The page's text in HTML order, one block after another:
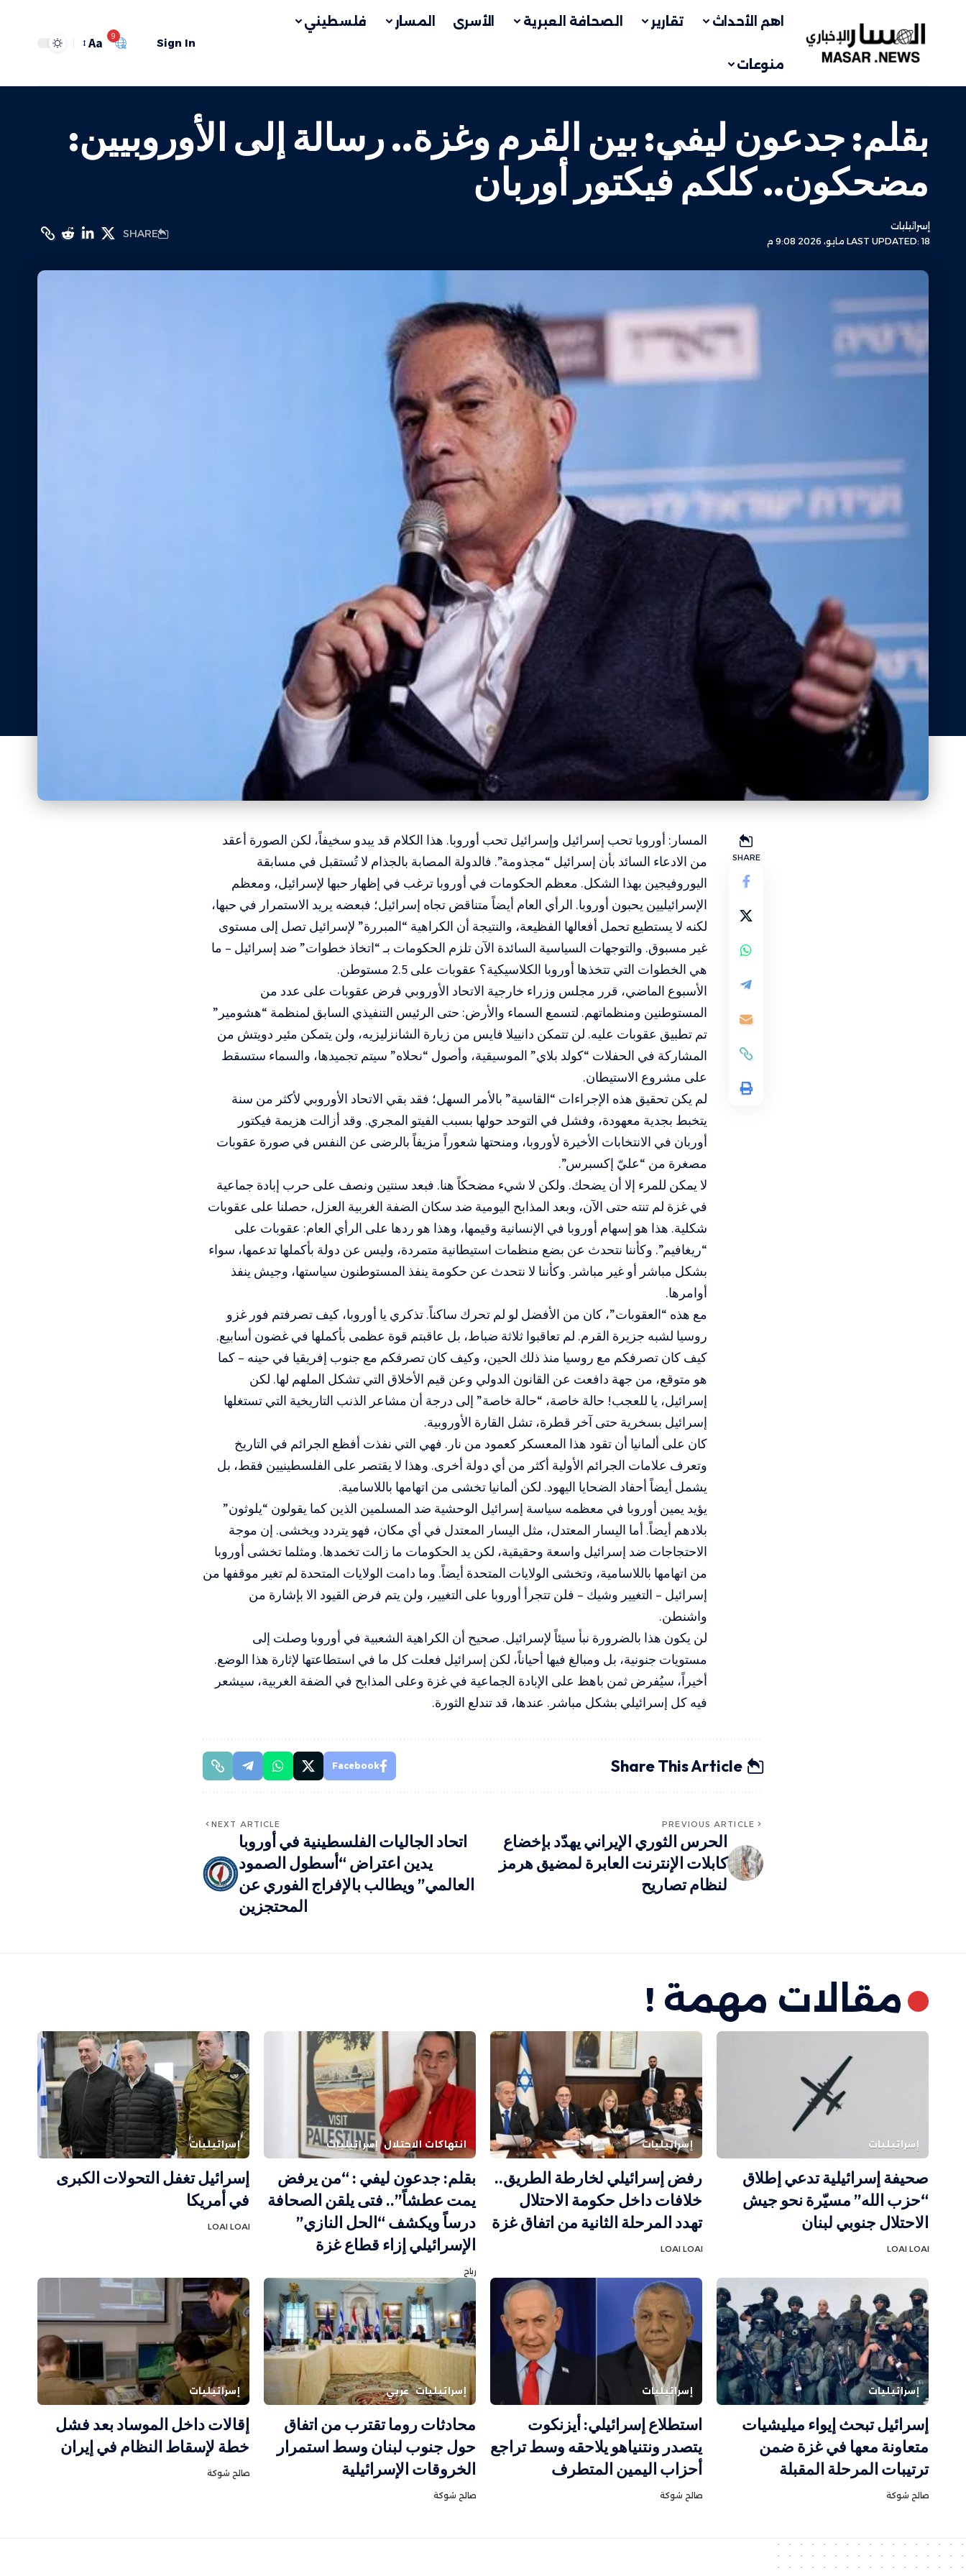
اهم الأحداث تقارير الصحافة العبرية الأسرى المسار فلسطيني
منوعات
Sign In
9
Aa
بقلم: جدعون ليفي: بين القرم وغزة.. رسالة إلى الأوروبيين:
مضحكون.. كلكم فيكتور أوربان
LAST UPDATED: 18 مايو، 2026 9:08 م
إسرائيليات
SHARE
SHARE
المسار: أوروبا تحب إسرائيل وإسرائيل تحب أوروبا. هذا الكلام قد يبدو سخيفاً، لكن الصورة أعقد
من الادعاء السائد بأن إسرائيل “مجذومة”. فالدولة المصابة بالجذام لا تُستقبل في مسابقة
اليوروفيجين بهذا الشكل. معظم الحكومات في أوروبا ترغب في إظهار حبها لإسرائيل، ومعظم
الإسرائيليين يحبون أوروبا. الرأي العام أيضاً متناقض تجاه إسرائيل؛ فبعضه يريد الاستمرار في حبها،
لكنه لا يستطيع تحمل أفعالها الفظيعة، والنتيجة أن الكراهية “المبررة” لإسرائيل تصل إلى مستوى
غير مسبوق. والتوجهات السياسية السائدة الآن تلزم الحكومات بـ “اتخاذ خطوات” ضد إسرائيل – ما
هي الخطوات التي تتخذها أوروبا الكلاسيكية؟ عقوبات على 2.5 مستوطن.
الأسبوع الماضي، قرر مجلس وزراء خارجية الاتحاد الأوروبي فرض عقوبات على عدد من
المستوطنين ومنظماتهم. لتسمع السماء والأرض: حتى الرئيس التنفيذي السابق لمنظمة “هشومير”
تم تطبيق عقوبات عليه. لن تتمكن دانييلا فايس من زيارة الشانزليزيه، ولن يتمكن مئير دويتش من
المشاركة في الحفلات “كولد بلاي” الموسيقية، وأصول “نحلاه” سيتم تجميدها، والسماء ستسقط
على مشروع الاستيطان.
لم يكن تحقيق هذه الإجراءات “القاسية” بالأمر السهل؛ فقد بقي الاتحاد الأوروبي لأكثر من سنة
يتخبط بجدية معهودة، وفشل في التوحد حولها بسبب الفيتو المجري. وقد أزالت هزيمة فيكتور
أوربان في الانتخابات الأخيرة لأوروبا، ومنحتها شعوراً مزيفاً بالرضى عن النفس في صورة عقوبات
مصغرة من “عليّ إكسبرس”.
لا يمكن للمرء إلا أن يضحك. ولكن لا شيء مضحكاً هنا. فبعد سنتين ونصف على حرب إبادة جماعية
في غزة لم تنته حتى الآن، وبعد المذابح اليومية ضد سكان الضفة الغربية العزل، حصلنا على عقوبات
شكلية. هذا هو إسهام أوروبا في الإنسانية وقيمها، وهذا هو ردها على الرأي العام: عقوبات على
“ريغافيم”. وكأننا نتحدث عن بضع منظمات استيطانية متمردة، وليس عن دولة بأكملها تدعمها، سواء
بشكل مباشر أو غير مباشر. وكأننا لا نتحدث عن حكومة ينفذ المستوطنون سياستها، وجيش ينفذ
أوامرها.
مع هذه “العقوبات”، كان من الأفضل لو لم تحرك ساكناً. تذكري يا أوروبا، كيف تصرفتم فور غزو
روسيا لشبه جزيرة القرم. لم تعاقبوا ثلاثة ضباط، بل عاقبتم قوة عظمى بأكملها في غضون أسابيع.
كيف كان تصرفكم مع روسيا منذ ذلك الحين، وكيف كان تصرفكم مع جنوب إفريقيا في حينه – كما
هو متوقع، من جهة دافعت عن القانون الدولي وعن قيم الأخلاق التي تشكل الملهم لها. لكن
إسرائيل، يا للعجب! حالة خاصة، “حالة خاصة” إلى درجة أن مشاعر الذنب التاريخية التي تستغلها
إسرائيل بسخرية حتى آخر قطرة، تشل القارة الأوروبية.
كان على ألمانيا أن تقود هذا المعسكر كعمود من نار. فهي التي نفذت أفظع الجرائم في التاريخ
وتعرف علامات الجرائم الأولية أكثر من أي دولة أخرى. وهذا لا يقتصر على الفلسطينيين فقط، بل
يشمل أيضاً أحفاد الضحايا اليهود. لكن ألمانيا تخشى من اتهامها باللاسامية.
يؤيد يمين أوروبا في معظمه سياسة إسرائيل الوحشية ضد المسلمين الذين كما يقولون “يلوثون”
بلادهم أيضاً. أما اليسار المعتدل، مثل اليسار المعتدل في أي مكان، فهو يتردد ويخشى. إن موجة
الاحتجاجات ضد إسرائيل واسعة وحقيقية، لكن يد الحكومات ما زالت تخمدها. ومثلما تخشى أوروبا
من اتهامها باللاسامية، وتخشى الولايات المتحدة أيضاً. وما دامت الولايات المتحدة لم تغير موقفها من
إسرائيل – التغيير وشيك – فلن تتجرأ أوروبا على التغيير، ولن يتم فرض القيود الا بإشارة من
واشنطن.
لن يكون هذا بالضرورة نبأ سيئاً لإسرائيل. صحيح أن الكراهية الشعبية في أوروبا وصلت إلى
مستويات جنونية، بل ومبالغ فيها أحياناً، لكن إسرائيل فعلت كل ما في استطاعتها لإثارة هذا الوضع.
أخيراً، سيُفرض ثمن باهظ على الإبادة الجماعية في غزة وعلى المذابح في الضفة الغربية، سيشعر
فيه كل إسرائيلي بشكل مباشر. عندها، قد تندلع الثورة.
Share This Article
Facebook
PREVIOUS ARTICLE
الحرس الثوري الإيراني يهدّد بإخضاع
كابلات الإنترنت العابرة لمضيق هرمز
لنظام تصاريح
NEXT ARTICLE
اتحاد الجاليات الفلسطينية في أوروبا
يدين اعتراض “أسطول الصمود
العالمي” ويطالب بالإفراج الفوري عن
المحتجزين
مقالات مهمة !
إسرائيليات
صحيفة إسرائيلية تدعي إطلاق
“حزب الله” مسيّرة نحو جيش
الاحتلال جنوبي لبنان
LOAI LOAI
إسرائيليات
رفض إسرائيلي لخارطة الطريق..
خلافات داخل حكومة الاحتلال
تهدد المرحلة الثانية من اتفاق غزة
LOAI LOAI
انتهاكات الاحتلال إسرائيليات
بقلم: جدعون ليفي : “من يرفض
يمت عطشاً”.. فتى يلقن الصحافة
درساً ويكشف “الحل النازي”
الإسرائيلي إزاء قطاع غزة
رباح
إسرائيليات
إسرائيل تغفل التحولات الكبرى
في أمريكا
LOAI LOAI
إسرائيليات
إسرائيل تبحث إيواء ميليشيات
متعاونة معها في غزة ضمن
ترتيبات المرحلة المقبلة
صالح شوكة
إسرائيليات
استطلاع إسرائيلي: أيزنكوت
يتصدر ونتنياهو يلاحقه وسط تراجع
أحزاب اليمين المتطرف
صالح شوكة
إسرائيليات عربي
محادثات روما تقترب من اتفاق
حول جنوب لبنان وسط استمرار
الخروقات الإسرائيلية
صالح شوكة
إسرائيليات
إقالات داخل الموساد بعد فشل
خطة لإسقاط النظام في إيران
صالح شوكة